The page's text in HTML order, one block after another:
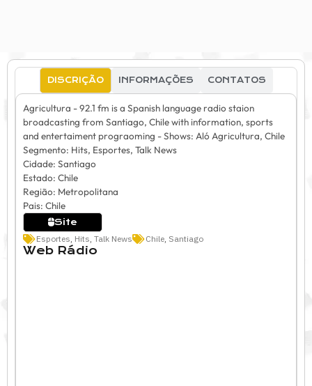
DISCRIÇÃO INFORMAÇÕES CONTATOS
Agricultura - 92.1 fm is a Spanish language radio staion
broadcasting from Santiago, Chile with information, sports
and entertaiment prograoming - Shows: Aló Agricultura, Chile
Segmento: Hits, Esportes, Talk News
Cidade: Santiago
Estado: Chile
Região: Metropolitana
Pais: Chile
Site
Esportes, Hits, Talk News Chile, Santiago
Web Rádio